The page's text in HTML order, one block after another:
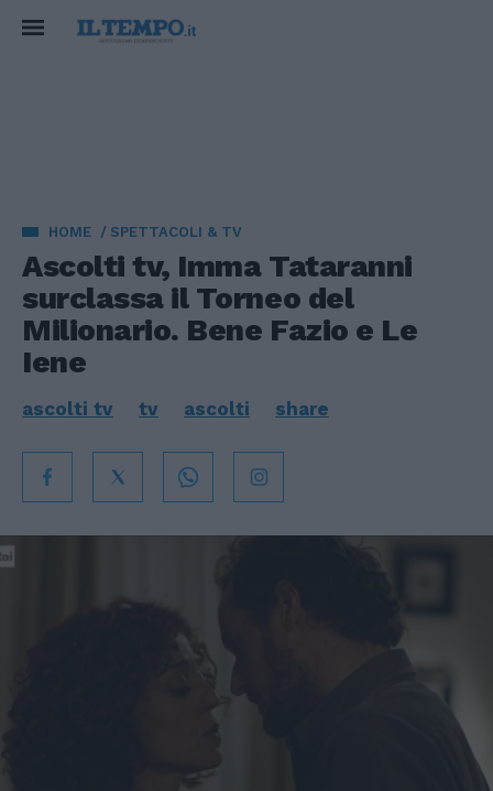
HOME SPETTACOLI & TV
Ascolti tv, Imma Tataranni
surclassa il Torneo del
Milionario. Bene Fazio e Le
Iene
ascolti tv tv ascolti share